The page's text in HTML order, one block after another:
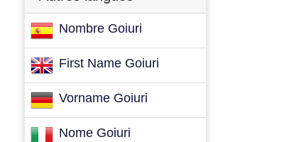
Nombre Goiuri
First Name Goiuri
Vorname Goiuri
Nome Goiuri